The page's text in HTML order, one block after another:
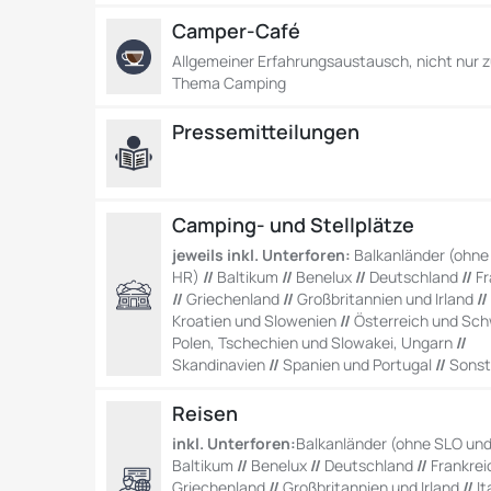
Camper-Café
Allgemeiner Erfahrungsaustausch, nicht nur
Thema Camping
Pressemitteilungen
Camping- und Stellplätze
jeweils inkl. Unterforen: Balkanländer (ohne
HR) // Baltikum // Benelux // Deutschland //
//Griechenland //Großbritannien und Irland //
Kroatien und Slowenien //Österreich und
Polen, Tschechien und Slowakei, Ungarn //
Skandinavien //Spanien und Portugal //
Reisen
inkl. Unterforen:Balkanländer (ohne SLO
Baltikum // Benelux // Deutschland //